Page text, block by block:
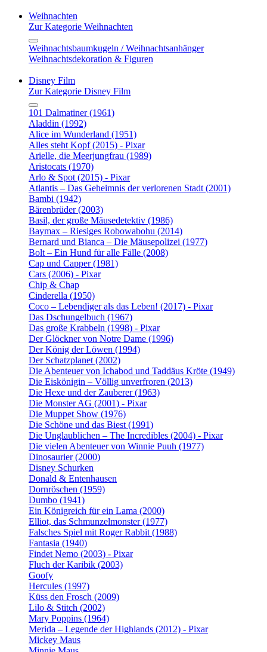
Weihnachten
Zur Kategorie Weihnachten
Weihnachtsbaumkugeln / Weihnachtsanhänger
Weihnachtsdekoration & Figuren
Disney Film
Zur Kategorie Disney Film
101 Dalmatiner (1961)
Aladdin (1992)
Alice im Wunderland (1951)
Alles steht Kopf (2015) - Pixar
Arielle, die Meerjungfrau (1989)
Aristocats (1970)
Arlo & Spot (2015) - Pixar
Atlantis – Das Geheimnis der verlorenen Stadt (2001)
Bambi (1942)
Bärenbrüder (2003)
Basil, der große Mäusedetektiv (1986)
Baymax – Riesiges Robowabohu (2014)
Bernard und Bianca – Die Mäusepolizei (1977)
Bolt – Ein Hund für alle Fälle (2008)
Cap und Capper (1981)
Cars (2006) - Pixar
Chip & Chap
Cinderella (1950)
Coco – Lebendiger als das Leben! (2017) - Pixar
Das Dschungelbuch (1967)
Das große Krabbeln (1998) - Pixar
Der Glöckner von Notre Dame (1996)
Der König der Löwen (1994)
Der Schatzplanet (2002)
Die Abenteuer von Ichabod und Taddäus Kröte (1949)
Die Eiskönigin – Völlig unverfroren (2013)
Die Hexe und der Zauberer (1963)
Die Monster AG (2001) - Pixar
Die Muppet Show (1976)
Die Schöne und das Biest (1991)
Die Unglaublichen – The Incredibles (2004) - Pixar
Die vielen Abenteuer von Winnie Puuh (1977)
Dinosaurier (2000)
Disney Schurken
Donald & Entenhausen
Dornröschen (1959)
Dumbo (1941)
Ein Königreich für ein Lama (2000)
Elliot, das Schmunzelmonster (1977)
Falsches Spiel mit Roger Rabbit (1988)
Fantasia (1940)
Findet Nemo (2003) - Pixar
Fluch der Karibik (2003)
Goofy
Hercules (1997)
Küss den Frosch (2009)
Lilo & Stitch (2002)
Mary Poppins (1964)
Merida – Legende der Highlands (2012) - Pixar
Mickey Maus